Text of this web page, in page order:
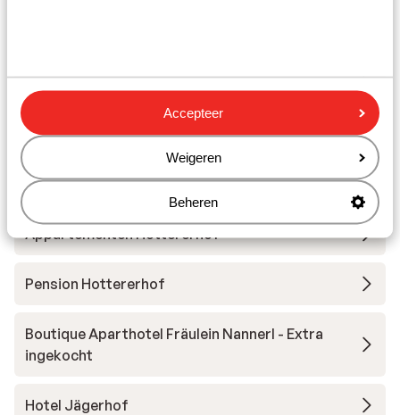
Accepteer
Weigeren
Beheren
Sruh Prime Apartment
Huber's Lodge
Appartementen Hottererhof
Pension Hottererhof
Boutique Aparthotel Fräulein Nannerl - Extra
ingekocht
Hotel Jägerhof